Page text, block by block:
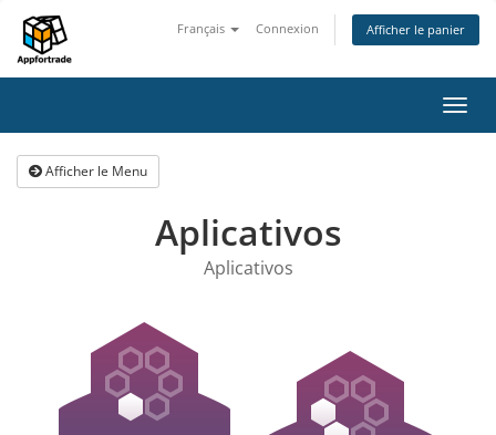
Français Connexion Afficher le panier
la
Afficher le Menu
Aplicativos
Aplicativos